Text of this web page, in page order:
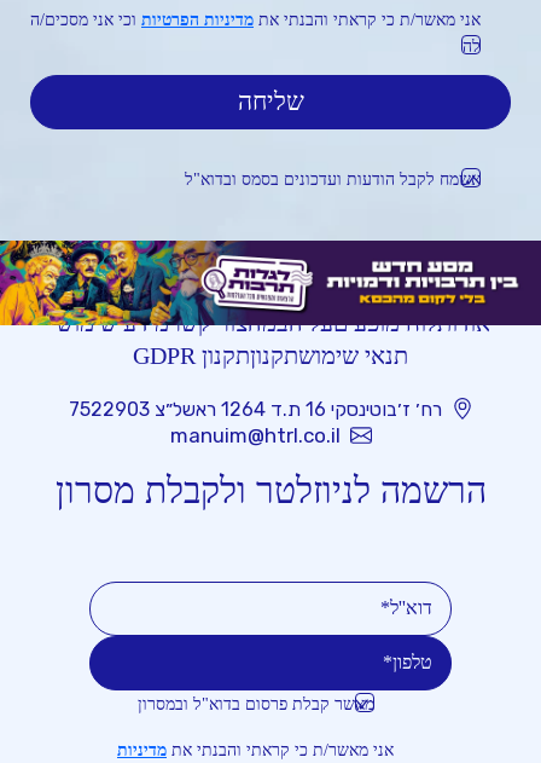
אני מאשר/ת כי קראתי והבנתי את מדיניות הפרטיות וכי אני מסכים/ה
לה
אשמח לקבל הודעות ועדכונים בסמס ובדוא"ל
אודותלוח מופעיםעל הבמהצור קשרמידע שימושי
תנאי שימושתקנוןתקנון GDPR
רח׳ ז׳בוטינסקי 16 ת.ד 1264 ראשל״צ 7522903
manuim@htrl.co.il
הרשמה לניוזלטר ולקבלת מסרון
מאשר קבלת פרסום בדוא"ל ובמסרון
אני מאשר/ת כי קראתי והבנתי את מדיניות